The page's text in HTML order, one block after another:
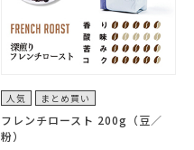
人気 まとめ買い
フレンチロースト 200g（豆／
粉）